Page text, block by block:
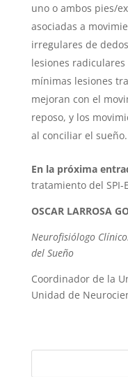
uno o ambos pies/
asociadas a
irregulares de
lesiones
mínimas lesiones
mejoran con el
reposo, y los
al conciliar el sueño.
En la próxima
tratamiento del SPI-
OSCAR LARROSA
Neurofisiólogo
del Sueño
Coordinador de la
Unidad de